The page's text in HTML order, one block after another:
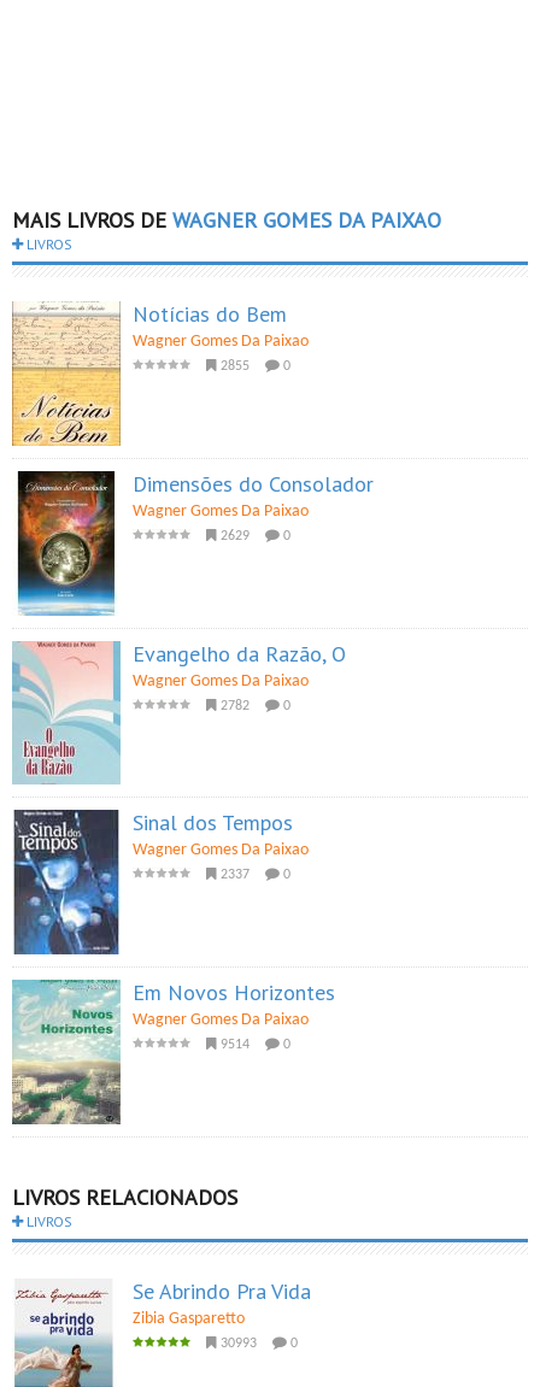
MAIS LIVROS DE WAGNER GOMES DA PAIXAO
LIVROS
Notícias do Bem
Wagner Gomes Da Paixao
2855 0
Dimensões do Consolador
Wagner Gomes Da Paixao
2629 0
Evangelho da Razão, O
Wagner Gomes Da Paixao
2782 0
Sinal dos Tempos
Wagner Gomes Da Paixao
2337 0
Em Novos Horizontes
Wagner Gomes Da Paixao
9514 0
LIVROS RELACIONADOS
LIVROS
Se Abrindo Pra Vida
Zibia Gasparetto
30993 0